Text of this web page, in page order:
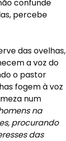
confunde
percebe
das ovelhas,
a voz do
o pastor
fogem à voz
num
na
procurando
das